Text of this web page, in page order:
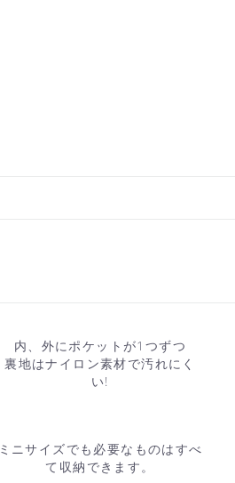
内、外にポケットが1つずつ
裏地はナイロン素材で汚れにく
い!
ミニサイズでも必要なものはすべ
て収納できます。